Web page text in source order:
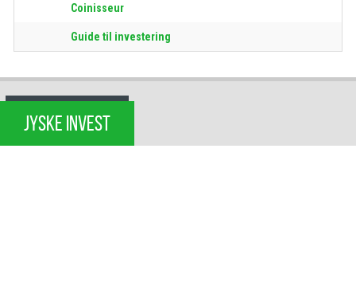
Coinisseur
Guide til investering
JYSKE INVEST